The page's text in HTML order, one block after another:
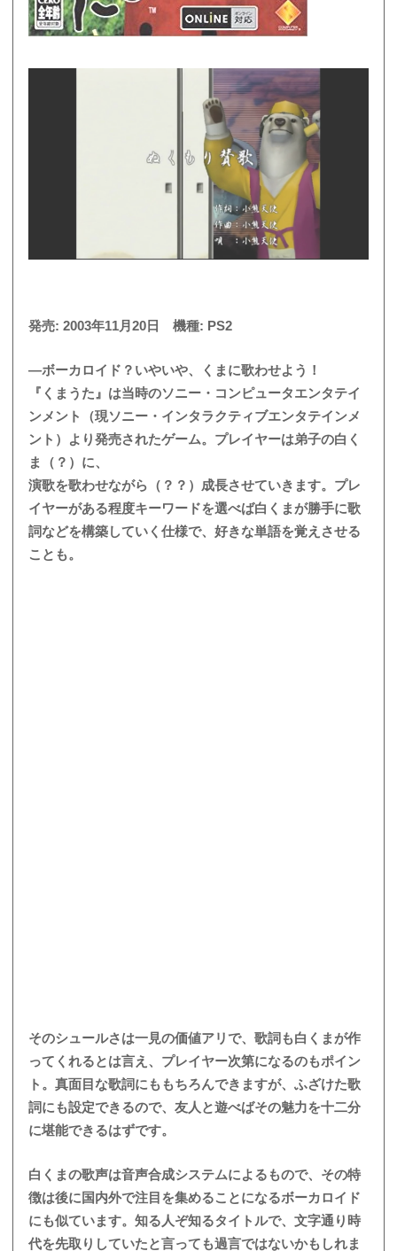
発売: 2003年11月20日 機種: PS2
―ボーカロイド？いやいや、くまに歌わせよう！
『くまうた』は当時のソニー・コンピュータエンタテイ
ンメント（現ソニー・インタラクティブエンタテインメ
ント）より発売されたゲーム。プレイヤーは弟子の白く
ま（？）に、
演歌を歌わせながら（？？）成長させていきます。プレ
イヤーがある程度キーワードを選べば白くまが勝手に歌
詞などを構築していく仕様で、好きな単語を覚えさせる
ことも。
そのシュールさは一見の価値アリで、歌詞も白くまが作
ってくれるとは言え、プレイヤー次第になるのもポイン
ト。真面目な歌詞にももちろんできますが、ふざけた歌
詞にも設定できるので、友人と遊べばその魅力を十二分
に堪能できるはずです。
白くまの歌声は音声合成システムによるもので、その特
徴は後に国内外で注目を集めることになるボーカロイド
にも似ています。知る人ぞ知るタイトルで、文字通り時
代を先取りしていたと言っても過言ではないかもしれま